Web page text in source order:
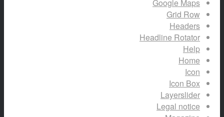
Google Maps
Grid Row
Headers
Headline Rotator
Help
Home
Icon
Icon Box
Layerslider
Legal notice